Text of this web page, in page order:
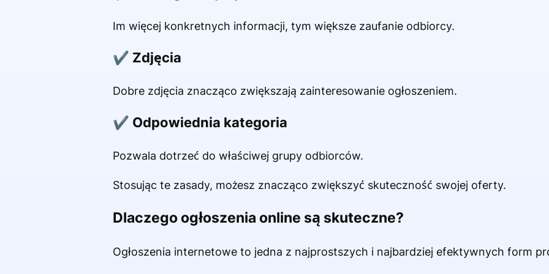
Im więcej konkretnych informacji, tym większe zaufanie odbiorcy.
✔ Zdjęcia
Dobre zdjęcia znacząco zwiększają zainteresowanie ogłoszeniem.
✔ Odpowiednia kategoria
Pozwala dotrzeć do właściwej grupy odbiorców.
Stosując te zasady, możesz znacząco zwiększyć skuteczność swojej oferty.
Dlaczego ogłoszenia online są skuteczne?
Ogłoszenia internetowe to jedna z najprostszych i najbardziej efektywnych form